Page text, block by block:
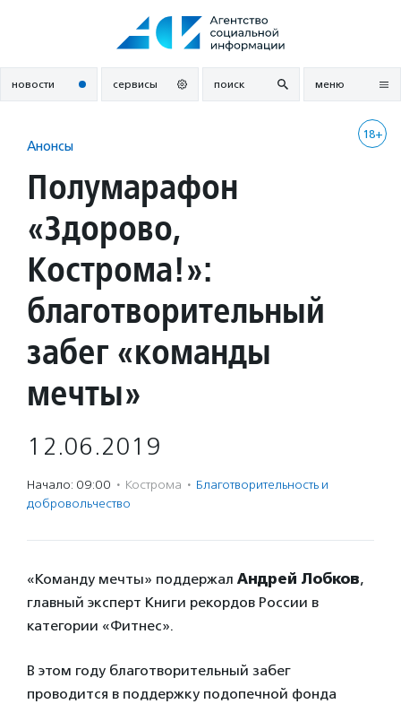
новости сервисы поиск меню
18+
Анонсы
Полумарафон
«Здорово,
Кострома!»:
благотворительный
забег «команды
мечты»
12.06.2019
Начало: 09:00 · Кострома · Благотвори­тель­ность и
доброволь­чест­во
«Команду мечты» поддержал Андрей Лобков,
главный эксперт Книги рекордов России в
категории «Фитнес».
В этом году благотворительный забег
проводится в поддержку подопечной фонда